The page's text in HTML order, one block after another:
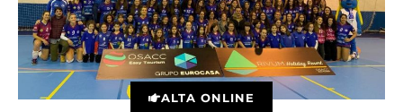
ALTA ONLINE